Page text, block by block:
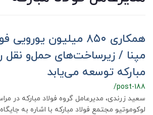
همکاری ۸۵۰ میلیون
مپنا / زیرساخت‌های حمل‌و نقل
مبارکه توسعه می‌یابد
/post-188
سعید زرندی، مدیرعامل گروه فولاد مبارکه در
لوکوموتیو مجتمع فولاد مبارکه با اشاره به